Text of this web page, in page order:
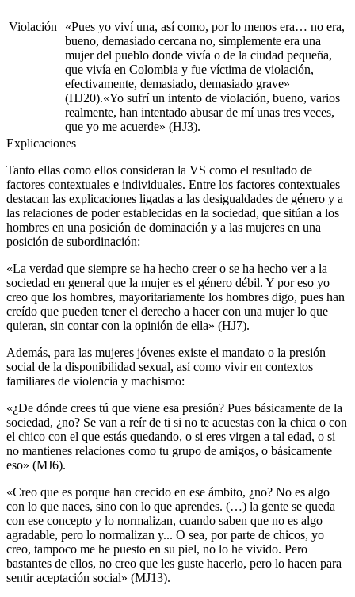
Violación
«Pues yo viví una, así como, por lo menos era… no era,
bueno, demasiado cercana no, simplemente era una
mujer del pueblo donde vivía o de la ciudad pequeña,
que vivía en Colombia y fue víctima de violación,
efectivamente, demasiado, demasiado grave»
(HJ20).«Yo sufrí un intento de violación, bueno, varios
realmente, han intentado abusar de mí unas tres veces,
que yo me acuerde» (HJ3).
Explicaciones
Tanto ellas como ellos consideran la VS como el resultado de
factores contextuales e individuales. Entre los factores contextuales
destacan las explicaciones ligadas a las desigualdades de género y a
las relaciones de poder establecidas en la sociedad, que sitúan a los
hombres en una posición de dominación y a las mujeres en una
posición de subordinación:
«La verdad que siempre se ha hecho creer o se ha hecho ver a la
sociedad en general que la mujer es el género débil. Y por eso yo
creo que los hombres, mayoritariamente los hombres digo, pues han
creído que pueden tener el derecho a hacer con una mujer lo que
quieran, sin contar con la opinión de ella» (HJ7).
Además, para las mujeres jóvenes existe el mandato o la presión
social de la disponibilidad sexual, así como vivir en contextos
familiares de violencia y machismo:
«¿De dónde crees tú que viene esa presión? Pues básicamente de la
sociedad, ¿no? Se van a reír de ti si no te acuestas con la chica o con
el chico con el que estás quedando, o si eres virgen a tal edad, o si
no mantienes relaciones como tu grupo de amigos, o básicamente
eso» (MJ6).
«Creo que es porque han crecido en ese ámbito, ¿no? No es algo
con lo que naces, sino con lo que aprendes. (…) la gente se queda
con ese concepto y lo normalizan, cuando saben que no es algo
agradable, pero lo normalizan y... O sea, por parte de chicos, yo
creo, tampoco me he puesto en su piel, no lo he vivido. Pero
bastantes de ellos, no creo que les guste hacerlo, pero lo hacen para
sentir aceptación social» (MJ13).